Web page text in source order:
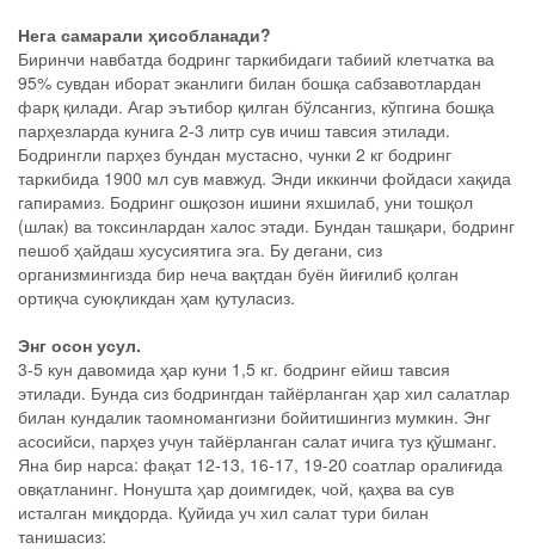
Нега самарали ҳисобланади?
Биринчи навбатда бодринг таркибидаги табиий клетчатка ва
95% сувдан иборат эканлиги билан бошқа сабзавотлардан
фарқ қилади. Агар эътибор қилган бўлсангиз, кўпгина бошқа
парҳезларда кунига 2-3 литр сув ичиш тавсия этилади.
Бодрингли парҳез бундан мустасно, чунки 2 кг бодринг
таркибида 1900 мл сув мавжуд. Энди иккинчи фойдаси хақида
гапирамиз. Бодринг ошқозон ишини яхшилаб, уни тошқол
(шлак) ва токсинлардан халос этади. Бундан ташқари, бодринг
пешоб ҳайдаш хусусиятига эга. Бу дегани, сиз
организмингизда бир неча вақтдан буён йиғилиб қолган
ортиқча суюқликдан ҳам қутуласиз.
Энг осон усул.
3-5 кун давомида ҳар куни 1,5 кг. бодринг ейиш тавсия
этилади. Бунда сиз бодрингдан тайёрланган ҳар хил салатлар
билан кундалик таомномангизни бойитишингиз мумкин. Энг
асосийси, парҳез учун тайёрланган салат ичига туз қўшманг.
Яна бир нарса: фақат 12-13, 16-17, 19-20 соатлар оралиғида
овқатланинг. Нонушта ҳар доимгидек, чой, қаҳва ва сув
исталган миқдорда. Қуйида уч хил салат тури билан
танишасиз: